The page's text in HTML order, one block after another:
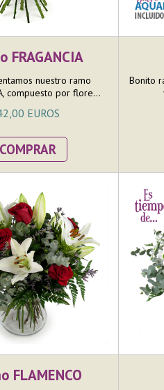
FRAGANCIA
nuestro ramo
compuesto por flore...
EUROS
COMPRAR
Bonito
FLAMENCO